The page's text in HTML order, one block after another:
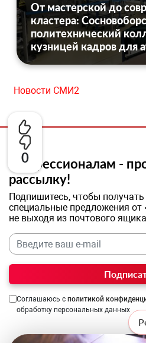
0
От мастерской до
кластера:
политехнический
кузницей кадров для
Новости СМИ2
Профессионалам -
рассылку!
Подпишитесь, чтобы
специальные предложения от
не выходя из почтового ящика
Соглашаюсь с политикой
обработку персональных данных